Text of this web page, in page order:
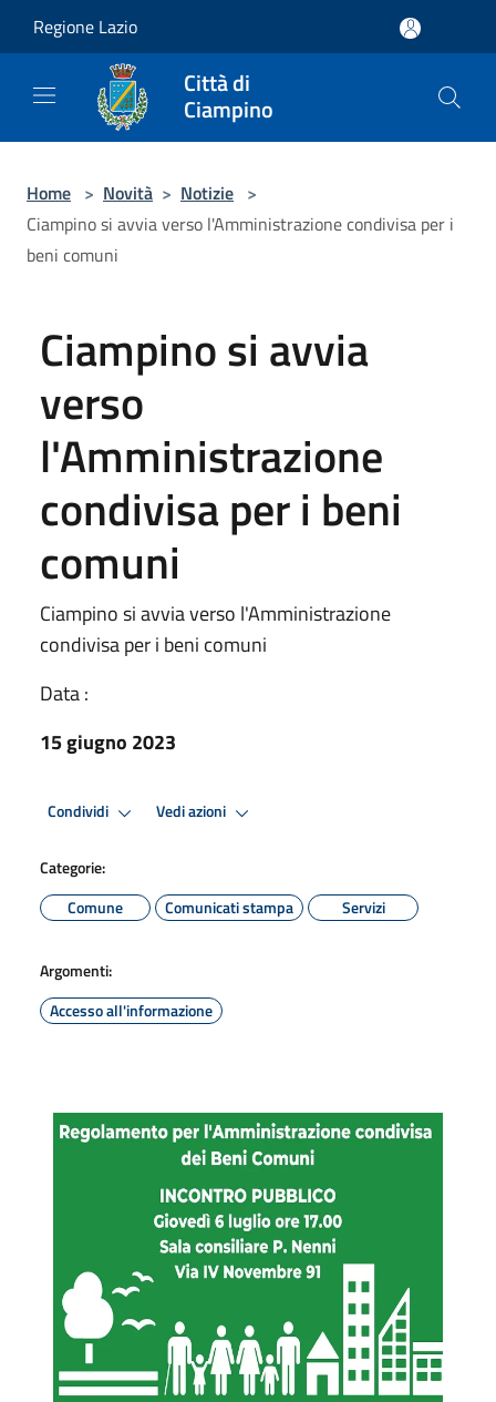
Regione Lazio
Città di
Ciampino
Home > Novità > Notizie >
Ciampino si avvia verso l'Amministrazione condivisa per i
beni comuni
Ciampino si avvia
verso
l'Amministrazione
condivisa per i beni
comuni
Ciampino si avvia verso l'Amministrazione
condivisa per i beni comuni
Data :
15 giugno 2023
Condividi Vedi azioni
Categorie:
Comune
Comunicati stampa Servizi
Argomenti:
Accesso all'informazione